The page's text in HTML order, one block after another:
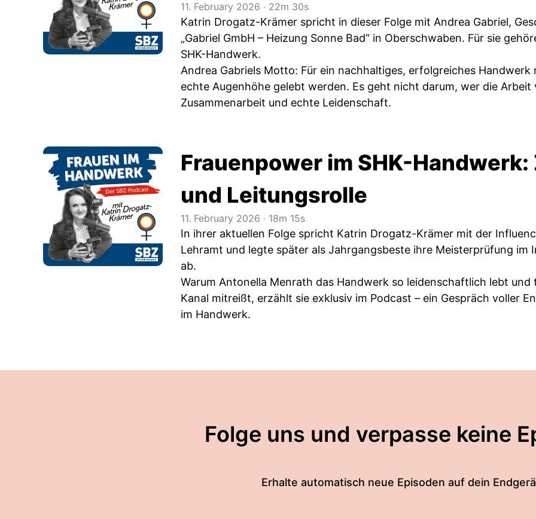
11. February 2026 ‧ 22m 30s
Katrin Drogatz-Krämer spricht in dieser Folge mit Andrea Gabriel,
„Gabriel GmbH – Heizung Sonne Bad“ in Oberschwaben. Für sie
SHK-Handwerk.
Andrea Gabriels Motto: Für ein nachhaltiges, erfolgreiches
echte Augenhöhe gelebt werden. Es geht nicht darum, wer die
Zusammenarbeit und echte Leidenschaft.
Frauenpower im SHK-
und Leitungsrolle
11. February 2026 ‧ 18m 15s
In ihrer aktuellen Folge spricht Katrin Drogatz-Krämer mit der
Lehramt und legte später als Jahrgangsbeste ihre Meisterprüfung im
ab.
Warum Antonella Menrath das Handwerk so leidenschaftlich lebt
Kanal mitreißt, erzählt sie exklusiv im Podcast – ein Gespräch voller
im Handwerk.
Folge uns und verpasse keine
Erhalte automatisch neue Episoden auf dein